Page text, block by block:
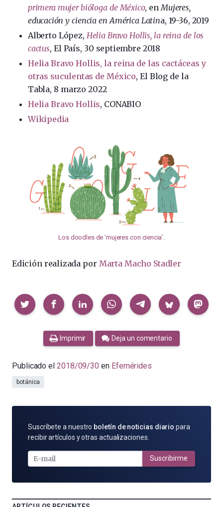
primera mujer bióloga de México, enMujeres,
educación y ciencia en América Latina, 19-36, 2019
Alberto López, Helia Bravo Hollis, la reina de los
cactus, El País, 30 septiembre 2018
Helia Bravo Hollis, la reina de las cactáceas y
otras suculentas de México, El Blog de la
Tabla, 8 marzo 2022
Helia Bravo Hollis, CONABIO
Wikipedia
Los doodles de ‘mujeres con ciencia’
Edición realizada por Marta Macho Stadler
Compartir
Imprimir Deja un comentario
Publicado el 2018/09/30 en Efemérides
botánica
SUSCRÍBETE
POR
MAIL
Suscríbete a nuestro boletín de noticias diario para
recibir artículos y otras actualizaciones.
Suscribirme